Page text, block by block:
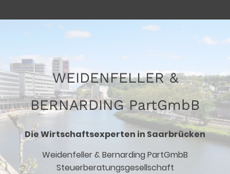
WEIDENFELLER &
BERNARDING PartGmbB
Die Wirtschaftsexperten in Saarbrücken
Weidenfeller & Bernarding PartGmbB
Steuerberatungsgesellschaft